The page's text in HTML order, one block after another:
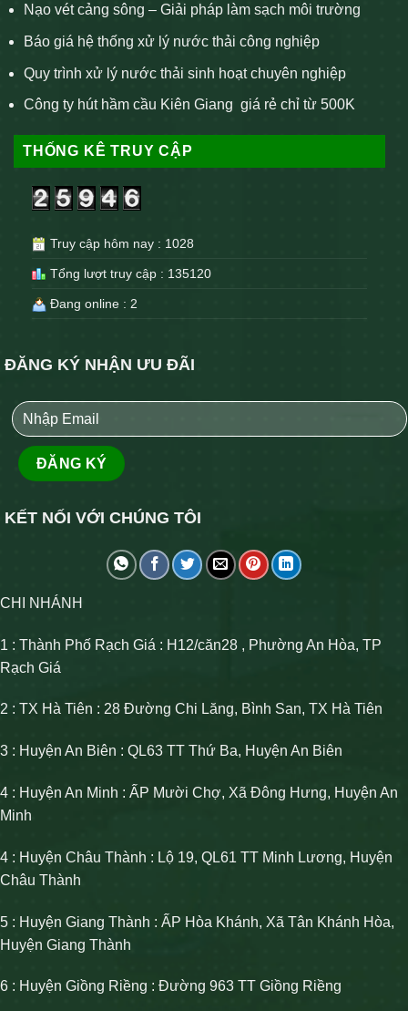
Nạo vét cảng sông – Giải pháp làm sạch môi trường
Báo giá hệ thống xử lý nước thải công nghiệp
Quy trình xử lý nước thải sinh hoạt chuyên nghiệp
Công ty hút hầm cầu Kiên Giang giá rẻ chỉ từ 500K
THỐNG KÊ TRUY CẬP
Truy cập hôm nay : 1028
Tổng lượt truy cập : 135120
Đang online : 2
ĐĂNG KÝ NHẬN ƯU ĐÃI
KẾT NỐI VỚI CHÚNG TÔI
CHI NHÁNH
1 : Thành Phố Rạch Giá : H12/căn28 , Phường An Hòa, TP
Rạch Giá
2 : TX Hà Tiên : 28 Đường Chi Lăng, Bình San, TX Hà Tiên
3 : Huyện An Biên : QL63 TT Thứ Ba, Huyện An Biên
4 : Huyện An Minh : ẤP Mười Chợ, Xã Đông Hưng, Huyện An
Minh
4 : Huyện Châu Thành : Lộ 19, QL61 TT Minh Lương, Huyện
Châu Thành
5 : Huyện Giang Thành : ẤP Hòa Khánh, Xã Tân Khánh Hòa,
Huyện Giang Thành
6 : Huyện Giồng Riềng : Đường 963 TT Giồng Riềng